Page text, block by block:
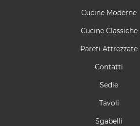
Cucine Moderne
Cucine Classiche
Pareti Attrezzate
Contatti
Sedie
Tavoli
Sgabelli